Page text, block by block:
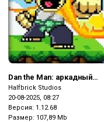
Dan the Man: аркадный
платформер
Halfbrick Studios
20-08-2025, 08:27
Версия: 1.12.68
Размер: 107,89 Mb